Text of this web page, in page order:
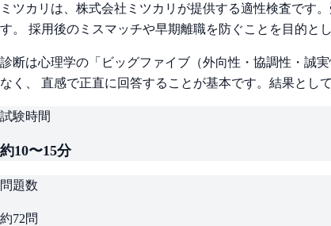
ミツカリは、株式会社ミツカリが提供する適性検査です
す。 採用後のミスマッチや早期離職を防ぐことを目的と
診断は心理学の「ビッグファイブ（外向性・協調性・誠
なく、 直感で正直に回答することが基本です。結果とし
試験時間
約10〜15分
問題数
約72問